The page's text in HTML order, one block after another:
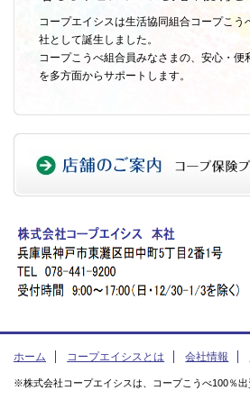
コープエイシスは生活協同組合コープこう
社として誕生しました。
コープこうべ組合員みなさまの、安心・便
を多方面からサポートします。
ホーム コープエイシスとは 会社情報
※株式会社コープエイシスは、コープこうべ100％出